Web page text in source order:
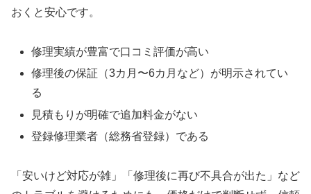
おくと安心です。
修理実績が豊富で口コミ評価が高い
修理後の保証（3カ月〜6カ月など）が明示されてい
る
見積もりが明確で追加料金がない
登録修理業者（総務省登録）である
「安いけど対応が雑」「修理後に再び不具合が出た」など